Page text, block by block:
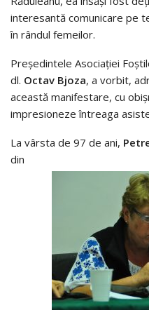
interesantă comunicare pe
în rândul femeilor.
Președintele Asociației
dl. Octav Bjoza, a vorbit,
această manifestare, cu
impresioneze întreaga
La vârsta de 97 de ani,
din